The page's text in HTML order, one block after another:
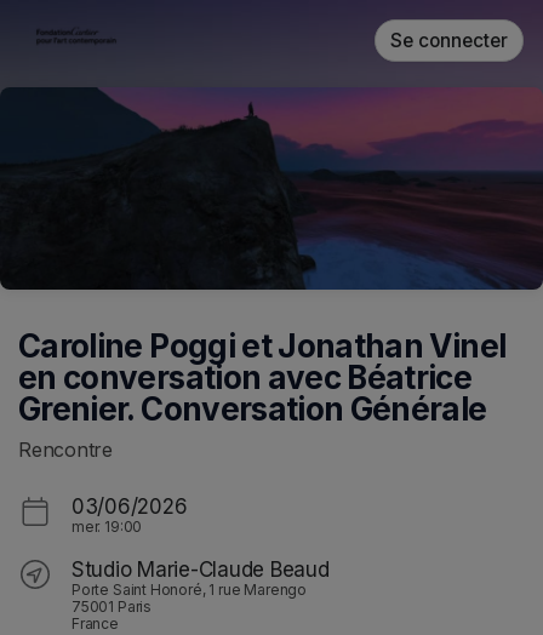
Se connecter
Caroline Poggi et Jonathan Vinel
en conversation avec Béatrice
Grenier. Conversation Générale
Rencontre
03/06/2026
mer. 19:00
Studio Marie-Claude Beaud
Porte Saint Honoré, 1 rue Marengo
75001 Paris
France